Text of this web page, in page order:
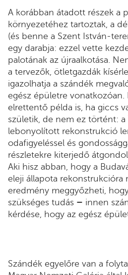
A korábban átadott részek a
környezetéhez tartoztak, a
(és benne a Szent István-
egy darabja: ezzel vette
palotának az újraalkotása.
a tervezők, ötletgazdák
igazolhatja a szándék
egész épületre vonatkozóan.
elrettentő példa is, ha giccs
születik, de nem ez történt: a
lebonyolított rekonstrukció
odafigyeléssel és
részletekre kiterjedő
Aki hisz abban, hogy a
eleji állapota rekonstrukcióra
eredmény meggyőzheti,
szükséges tudás – innen
kérdése, hogy az egész
Szándék egyelőre van a